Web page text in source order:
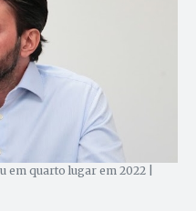
quarto lugar em 2022 |